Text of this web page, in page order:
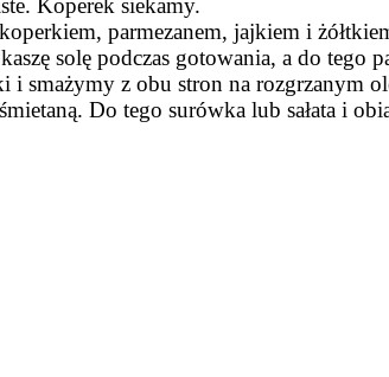
parmezanem, jajkiem i
solę podczas gotowania, a do tego
i smażymy z obu stron na rozgrzanym
Do tego surówka lub sałata i